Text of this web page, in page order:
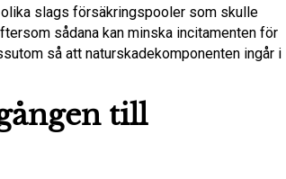
slags försäkringspooler som skulle
sådana kan minska incitamenten för
så att naturskadekomponenten ingår i
till